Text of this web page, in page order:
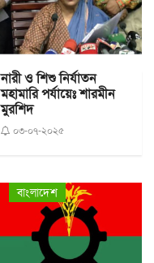
নারী ও শিশু নির্যাতন
মহামারি পর্যায়েঃ শারমীন
মুরশিদ
০৩-০৭-২০২৫
বাংলাদেশ